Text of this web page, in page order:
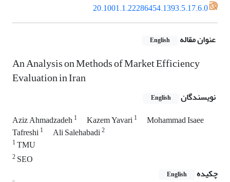
20.1001.1.22286454.1393.5.17.6.0
عنوان مقاله English
An Analysis on Methods of Market Efficiency
Evaluation in Iran
نویسندگان English
Aziz Ahmadzadeh1 Kazem Yavari1
Mohammad Isaee
Tafreshi1 Ali Salehabadi2
1TMU
2SEO
چکیده
English